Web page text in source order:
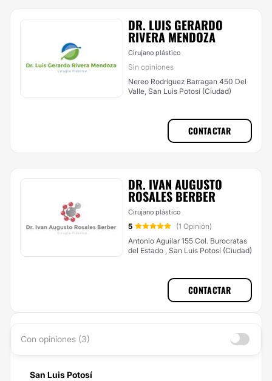
DR. LUIS GERARDO
RIVERA MENDOZA
Cirujano plástico
Sin opiniones
Nereo Rodríguez Barragan 450 Del
Valle, San Luis Potosí (Ciudad)
CONTACTAR
DR. IVAN AUGUSTO
ROSALES BERBER
Cirujano plástico
5
(1 Opinión)
Antonio Aguilar 155 Col. Burocratas
del Estado , San Luis Potosí (Ciudad)
CONTACTAR
Con opiniones (3)
San Luis Potosí